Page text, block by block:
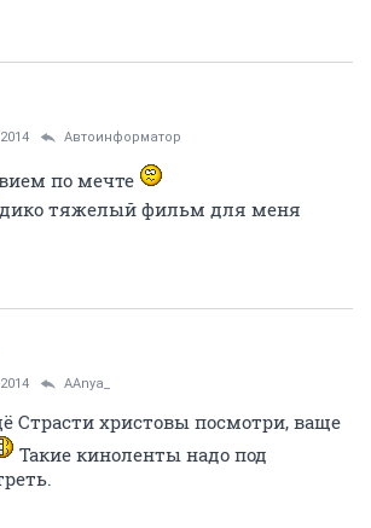
Автоинформатор
по мечте
дико тяжелый фильм для меня
AAnya_
Страсти христовы посмотри, ваще
Такие киноленты надо под